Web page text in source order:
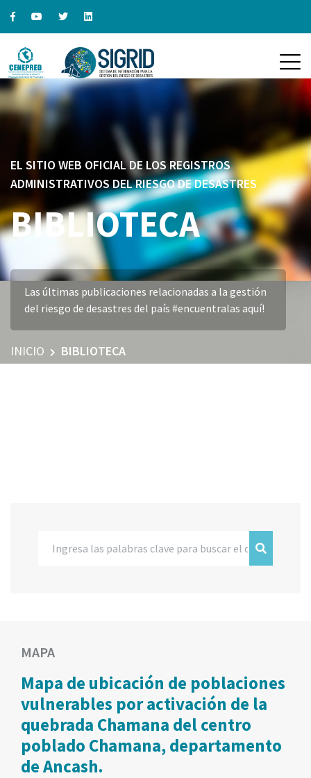
EL SITIO WEB OFICIAL DE LOS REGISTROS
ADMINISTRATIVOS DEL RIESGO DE DESASTRES
BIBLIOTECA
Las últimas publicaciones relacionadas a la gestión
del riesgo de desastres del país #encuentralas aquí!
INICIO BIBLIOTECA
MAPA
Mapa de ubicación de poblaciones
vulnerables por activación de la
quebrada Chamana del centro
poblado Chamana, departamento
de Ancash.